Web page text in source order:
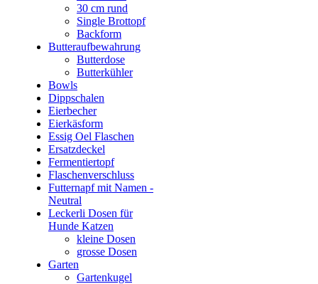
30 cm rund
Single Brottopf
Backform
Butteraufbewahrung
Butterdose
Butterkühler
Bowls
Dippschalen
Eierbecher
Eierkäsform
Essig Oel Flaschen
Ersatzdeckel
Fermentiertopf
Flaschenverschluss
Futternapf mit Namen -
Neutral
Leckerli Dosen für
Hunde Katzen
kleine Dosen
grosse Dosen
Garten
Gartenkugel